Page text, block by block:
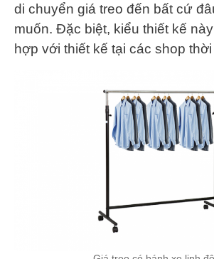
di chuyển giá treo đến bất cứ
muốn. Đặc biệt, kiểu thiết kế
hợp với thiết kế tại các shop thời